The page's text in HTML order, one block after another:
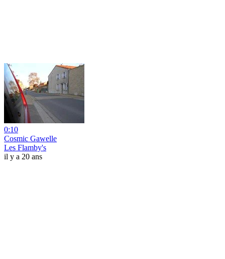
0:10
Cosmic Gawelle
Les Flamby's
il y a 20 ans